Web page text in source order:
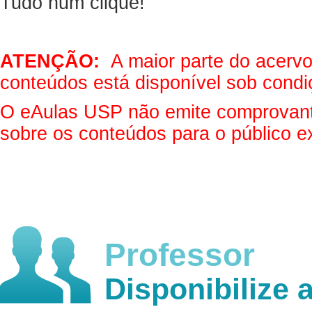
ATENÇÃO: A maior parte do
conteúdos está disponível sob
O eAulas USP não emite
sobre os conteúdos para o público
Professor
Disponibilize